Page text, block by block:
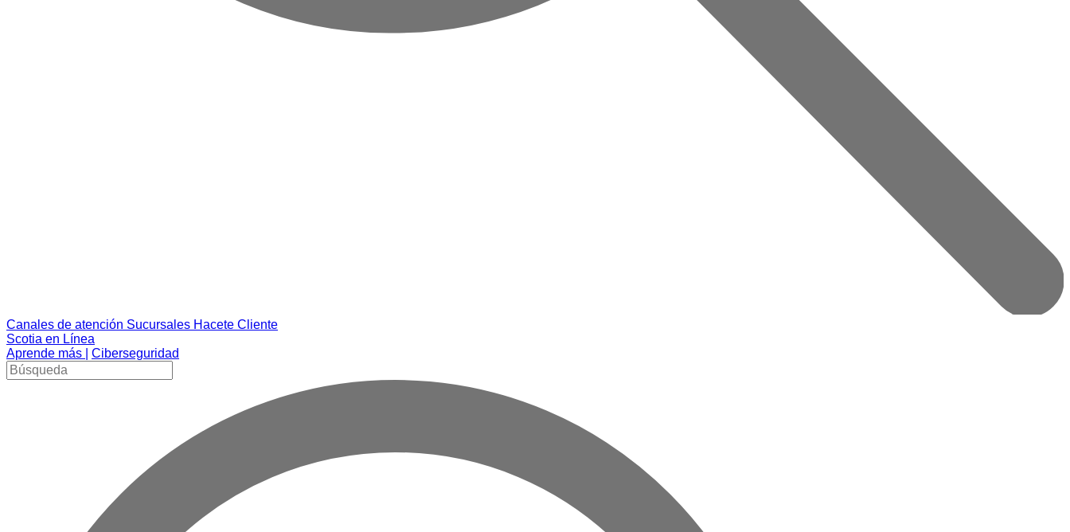
Canales de atención Sucursales Hacete Cliente
Scotia en Línea
Aprende más |
Ciberseguridad